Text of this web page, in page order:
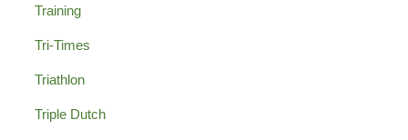
Training
Tri-Times
Triathlon
Triple Dutch